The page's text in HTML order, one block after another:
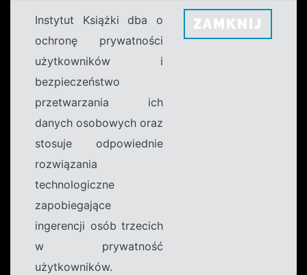
Instytut Książki dba o
ochronę prywatności
użytkowników i
bezpieczeństwo
przetwarzania ich
danych osobowych oraz
stosuje odpowiednie
rozwiązania
technologiczne
zapobiegające
ingerencji osób trzecich
w prywatność
użytkowników.
ZAMKNIJ